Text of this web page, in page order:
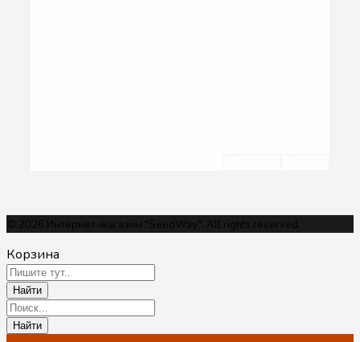
© 2026 Интернет-магазин "SeedWay". All rights reserved.
Корзина